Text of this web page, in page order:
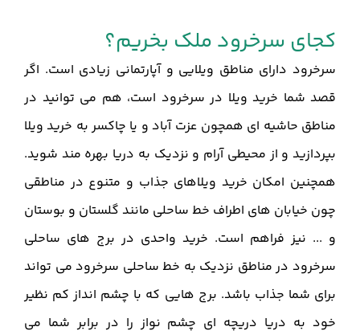
کجای سرخرود ملک بخریم؟
سرخرود دارای مناطق ویلایی و آپارتمانی زیادی است. اگر
قصد شما خرید ویلا در سرخرود است، هم می توانید در
مناطق حاشیه ای همچون عزت آباد و یا چاکسر به خرید ویلا
بپردازید و از محیطی آرام و نزدیک به دریا بهره مند شوید.
همچنین امکان خرید ویلاهای جذاب و متنوع در مناطقی
چون خیابان های اطراف خط ساحلی مانند گلستان و بوستان
و ... نیز فراهم است. خرید واحدی در برج های ساحلی
سرخرود در مناطق نزدیک به خط ساحلی سرخرود می تواند
برای شما جذاب باشد. برج هایی که با چشم انداز کم نظیر
خود به دریا دریچه ای چشم نواز را در برابر شما می